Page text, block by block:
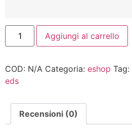
Aggiungi al carrello
COD: N/A Categoria: eshop Tag:
eds
Recensioni (0)